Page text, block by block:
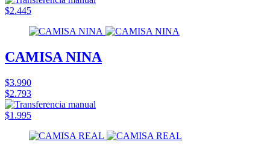
$2.445
CAMISA NINA
$3.990
$2.793
$1.995